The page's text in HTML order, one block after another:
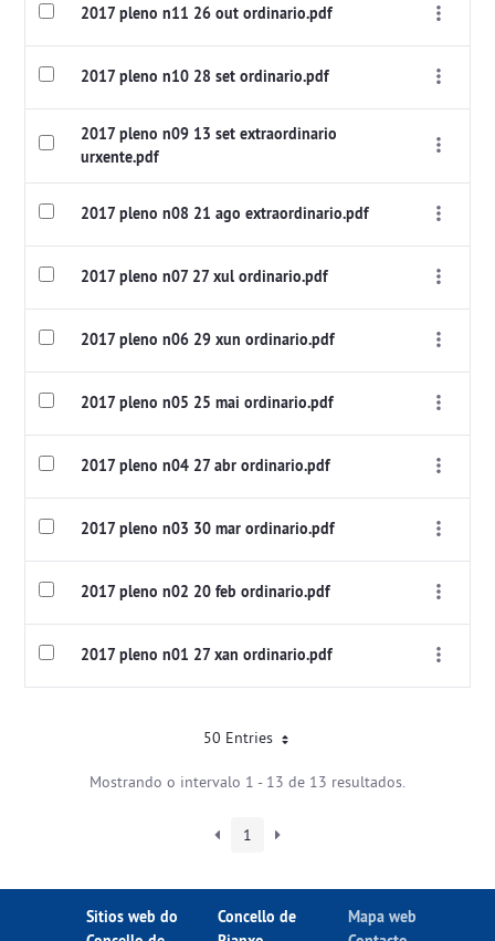
2017 pleno n11 26 out ordinario.pdf
2017 pleno n10 28 set ordinario.pdf
2017 pleno n09 13 set extraordinario
urxente.pdf
2017 pleno n08 21 ago extraordinario.pdf
2017 pleno n07 27 xul ordinario.pdf
2017 pleno n06 29 xun ordinario.pdf
2017 pleno n05 25 mai ordinario.pdf
2017 pleno n04 27 abr ordinario.pdf
2017 pleno n03 30 mar ordinario.pdf
2017 pleno n02 20 feb ordinario.pdf
2017 pleno n01 27 xan ordinario.pdf
50 Entries
Mostrando o intervalo 1 - 13 de 13 resultados.
1
Sitios web do
Concello de
Mapa web